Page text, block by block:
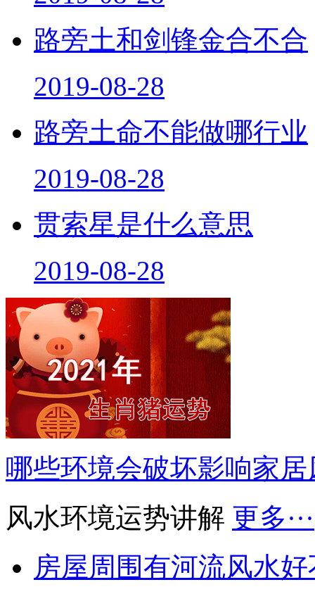
路旁土和剑锋金合不合
2019-08-28
路旁土命不能做哪行业
2019-08-28
贯索星是什么意思
2019-08-28
哪些环境会破坏影响家居
风水环境运势讲解 更多···
房屋周围有河流风水